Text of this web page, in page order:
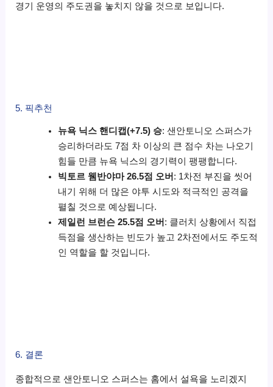
경기 운영의 주도권을 놓치지 않을 것으로 보입니다.
5. 픽추천
뉴욕 닉스 핸디캡(+7.5) 승: 샌안토니오 스퍼스가
승리하더라도 7점 차 이상의 큰 점수 차는 나오기
힘들 만큼 뉴욕 닉스의 경기력이 팽팽합니다.
빅토르 웸반야마 26.5점 오버 : 1차전 부진을 씻어
내기 위해 더 많은 야투 시도와 적극적인 공격을
펼칠 것으로 예상됩니다.
제일런 브런슨 25.5점 오버 : 클러치 상황에서 직접
득점을 생산하는 빈도가 높고 2차전에서도 주도적
인 역할을 할 것입니다.
6. 결론
종합적으로 샌안토니오 스퍼스는 홈에서 설욕을 노리겠지